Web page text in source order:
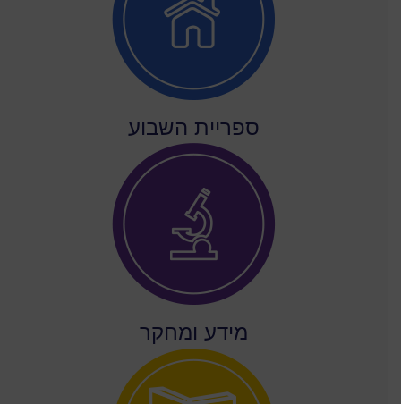
ספריית השבוע
מידע ומחקר